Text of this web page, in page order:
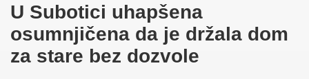
U Subotici uhapšena
osumnjičena da je držala dom
za stare bez dozvole